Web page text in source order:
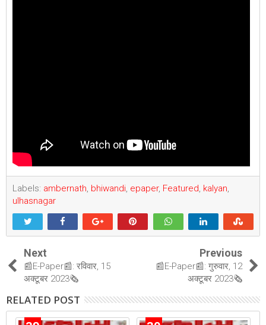
Labels: ambernath, bhiwandi, epaper, Featured, kalyan,
ulhasnagar
Next
📰E-Paper📰: रविवार, 15
अक्टूबर 2023🗞
Previous
📰E-Paper📰: गुरुवार, 12
अक्टूबर 2023🗞
RELATED POST